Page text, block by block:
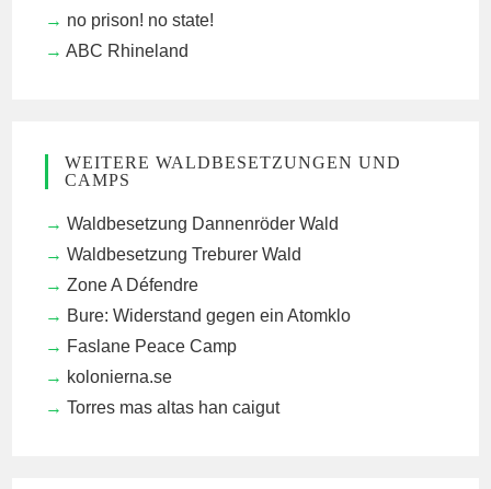
no prison! no state!
ABC Rhineland
WEITERE WALDBESETZUNGEN UND
CAMPS
Waldbesetzung Dannenröder Wald
Waldbesetzung Treburer Wald
Zone A Défendre
Bure: Widerstand gegen ein Atomklo
Faslane Peace Camp
kolonierna.se
Torres mas altas han caigut